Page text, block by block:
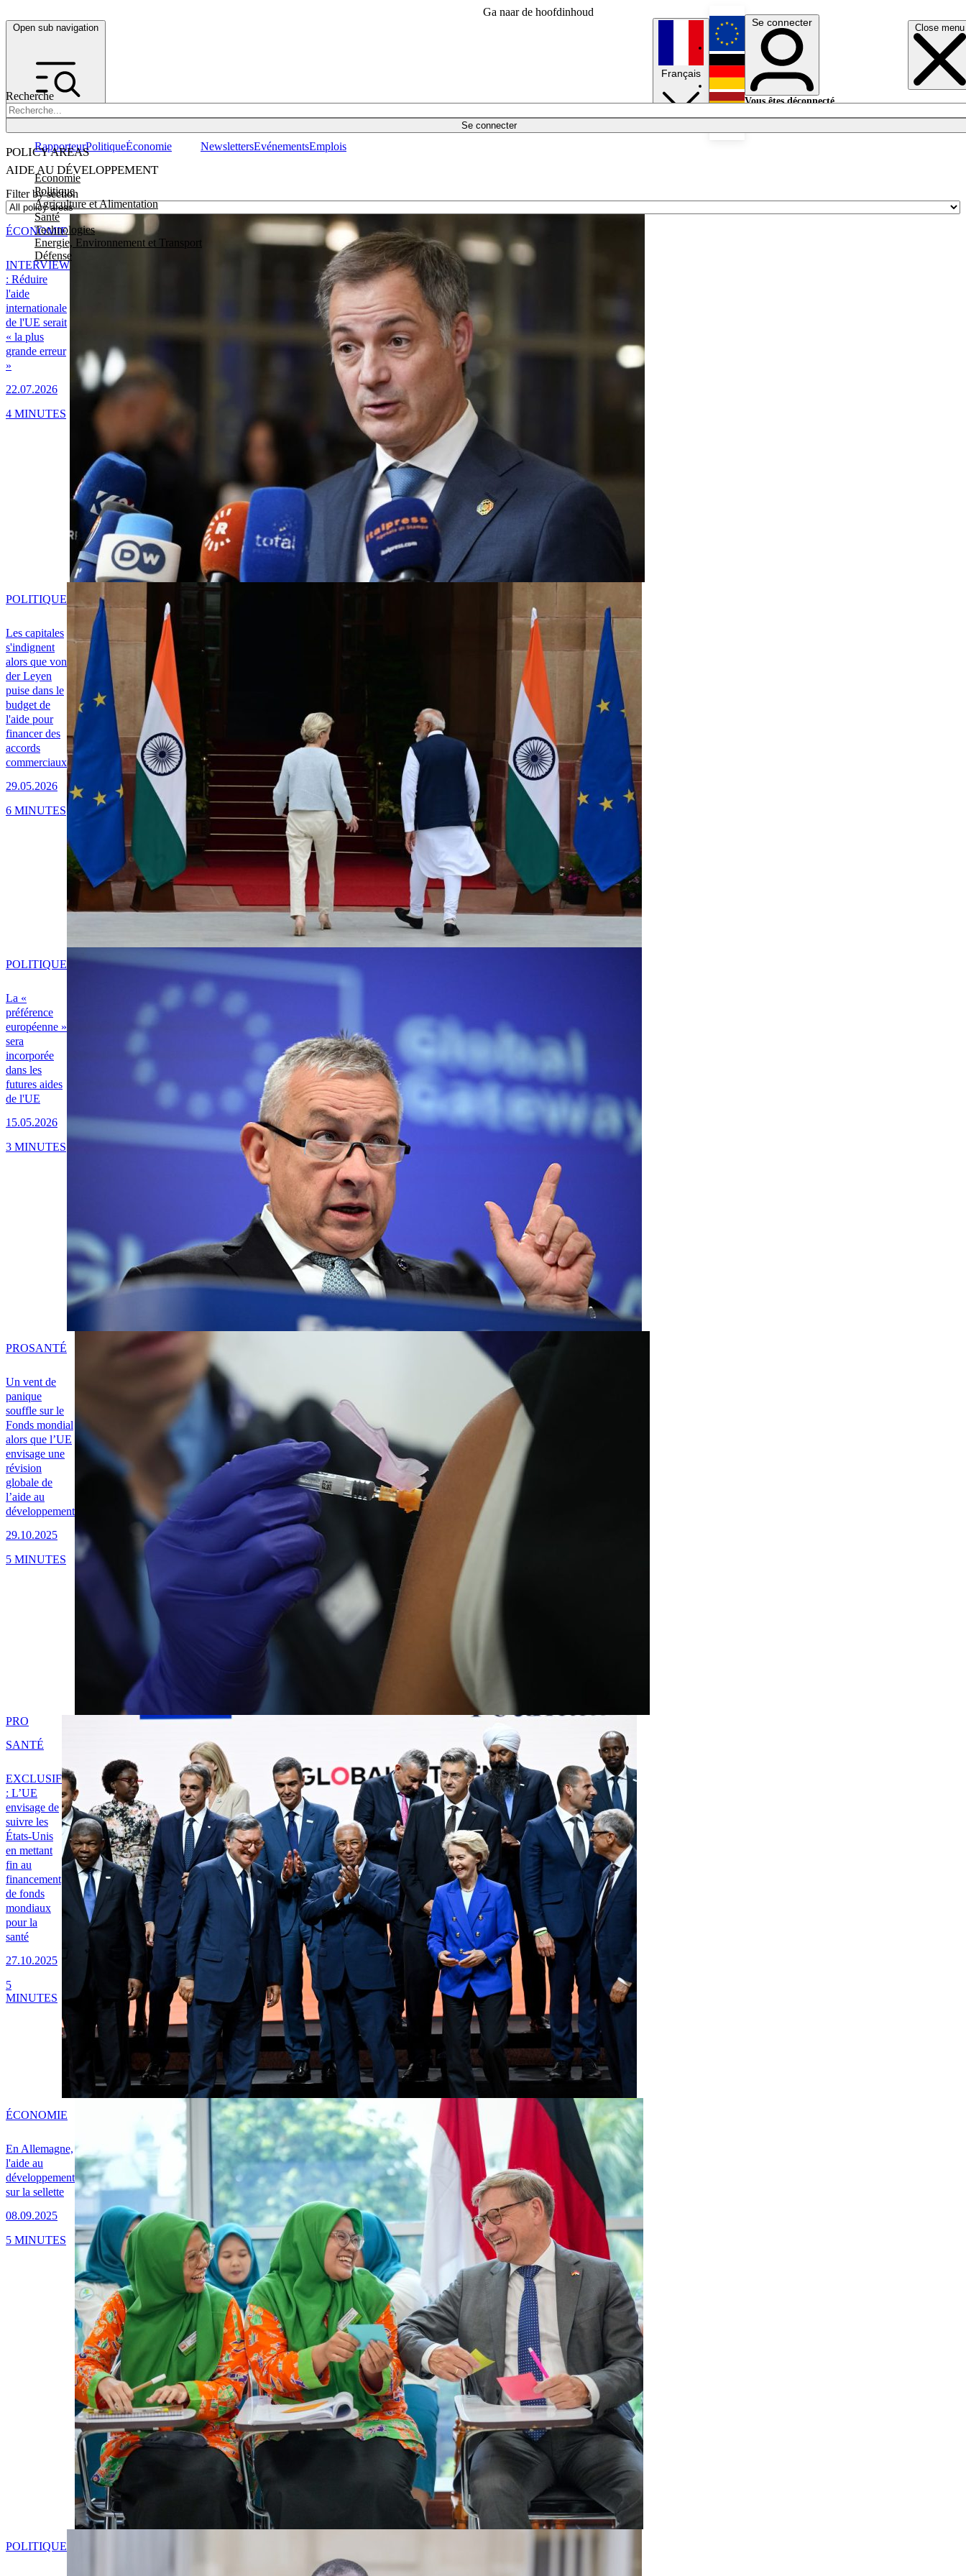
Ga naar de hoofdinhoud
Open sub navigation Close menu
Recherche
Se connecter
POLICY AREAS
Economie
Politique
Agriculture et Alimentation
Santé
Technologies
Energie, Environnement et Transport
Défense
RapporteurPolitiqueÉconomie NewslettersEvénementsEmplois
Français
English
Deutsch
Se connecter
Vous êtes déconnecté.
AIDE AU DÉVELOPPEMENT
Filter by section
INTERVIEW
: Réduire
l'aide
internationale
de l'UE serait
« la plus
grande erreur
»
22.07.2026
ÉCONOMIE
4 MINUTES
Les capitales
s'indignent
alors que von
der Leyen
puise dans le
budget de
l'aide pour
financer des
accords
commerciaux
29.05.2026
POLITIQUE
6 MINUTES
La «
préférence
européenne »
sera
incorporée
dans les
futures aides
de l'UE
15.05.2026
POLITIQUE
3 MINUTES
Un vent de
panique
souffle sur le
Fonds mondial
alors que l’UE
envisage une
révision
globale de
l’aide au
développement
29.10.2025
PROSANTÉ
5 MINUTES
EXCLUSIF
: L’UE
envisage de
suivre les
États-Unis
en mettant
fin au
financement
de fonds
mondiaux
pour la
santé
27.10.2025
PRO
SANTÉ
5
MINUTES
En Allemagne,
l'aide au
développement
sur la sellette
08.09.2025
ÉCONOMIE
5 MINUTES
POLITIQUE